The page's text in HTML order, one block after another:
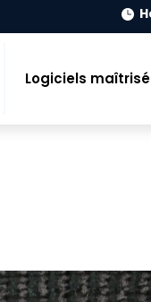

Logiciels